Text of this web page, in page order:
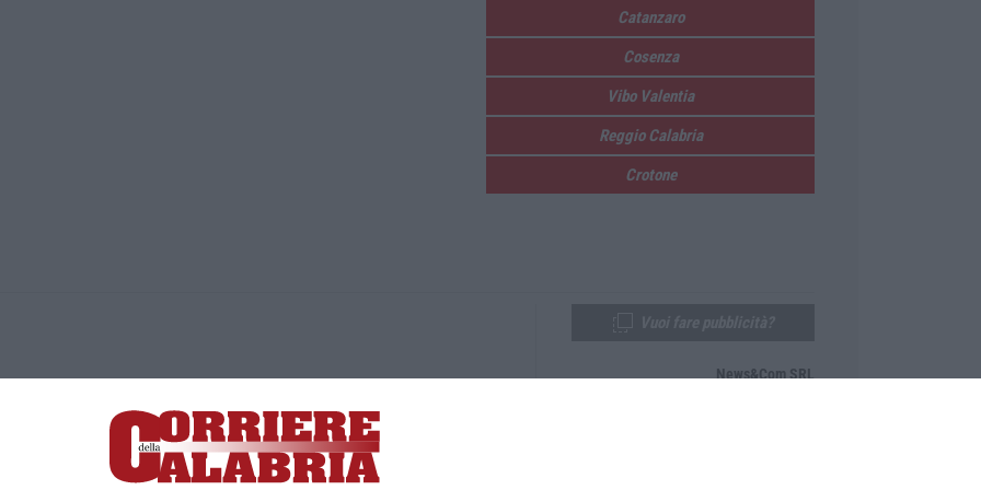
Catanzaro
Cosenza
Vibo Valentia
Reggio Calabria
Crotone
Lamezia Terme (CZ)
responsabile Paola Militano |Privacy
News&Com SRL